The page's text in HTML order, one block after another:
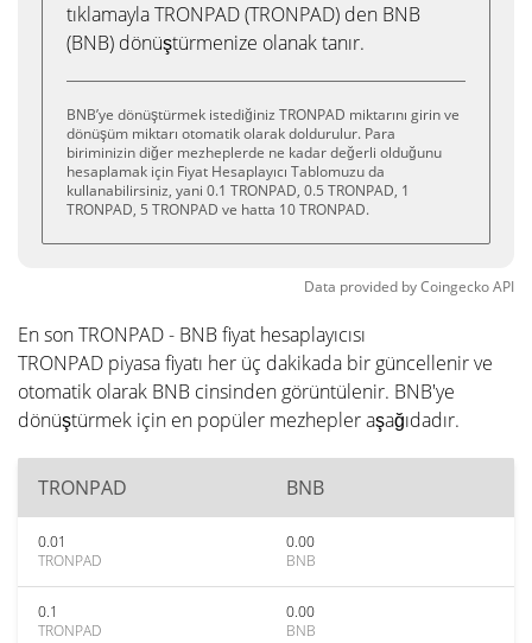
tıklamayla TRONPAD (TRONPAD) den BNB
(BNB) dönüştürmenize olanak tanır.
BNB’ye dönüştürmek istediğiniz TRONPAD miktarını girin ve
dönüşüm miktarı otomatik olarak doldurulur. Para
biriminizin diğer mezheplerde ne kadar değerli olduğunu
hesaplamak için Fiyat Hesaplayıcı Tablomuzu da
kullanabilirsiniz, yani 0.1 TRONPAD, 0.5 TRONPAD, 1
TRONPAD, 5 TRONPAD ve hatta 10 TRONPAD.
Data provided byCoingeckoAPI
En son TRONPAD - BNB fiyat hesaplayıcısı
TRONPAD piyasa fiyatı her üç dakikada bir güncellenir ve
otomatik olarak BNB cinsinden görüntülenir. BNB'ye
dönüştürmek için en popüler mezhepler aşağıdadır.
TRONPAD BNB
0.01
TRONPAD
0.00
BNB
0.1
TRONPAD
0.00
BNB